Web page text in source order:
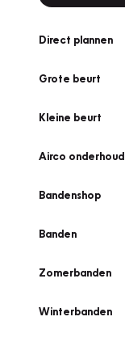
Direct plannen
Grote beurt
Kleine beurt
Airco onderhoud
Bandenshop
Banden
Zomerbanden
Winterbanden